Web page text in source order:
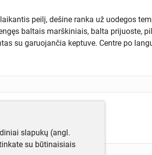
peilį, dešine ranka už uodegos
baltais marškiniais, balta prijuoste,
su garuojančia keptuve. Centre po
slapukų (angl.
su būtinaisiais